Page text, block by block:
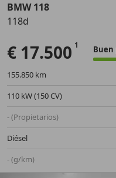
Anterior
BMW 118
118d
€ 17.500 Buen
155.850 km
110 kW (150 CV)
- (Propietarios)
Diésel
- (g/km)